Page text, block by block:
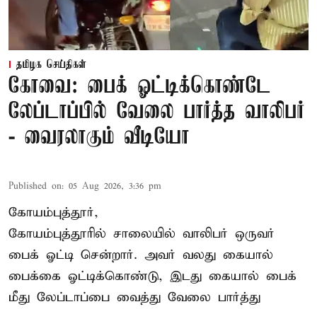
தமிழக செய்திகள்
கோவை: பைக் ஓட்டிக்கொண்டே
லேப்டாப்பில் வேலை பார்த்த வாலிபர்
- வைரலாகும் வீடியோ
Published on: 05 Aug 2026, 3:36 pm
கோயம்புத்தூர்,
கோயம்புத்தூரில் சாலையில் வாலிபர் ஒருவர்
பைக் ஓட்டி சென்றார். அவர் வலது கையால்
பைக்கை ஓட்டிக்கொண்டு, இடது கையால் பைக்
மீது லேப்டாப்பை வைத்து வேலை பார்த்து